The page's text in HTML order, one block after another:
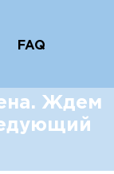
FAQ
Ждем